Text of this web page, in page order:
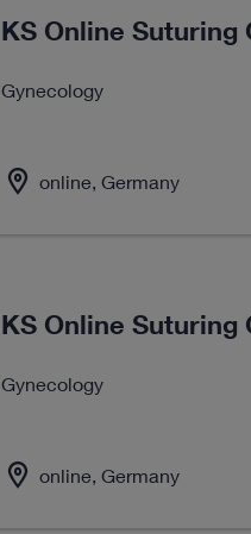
KS Online
Gynecology
online, Germany
KS Online
Gynecology
online, Germany